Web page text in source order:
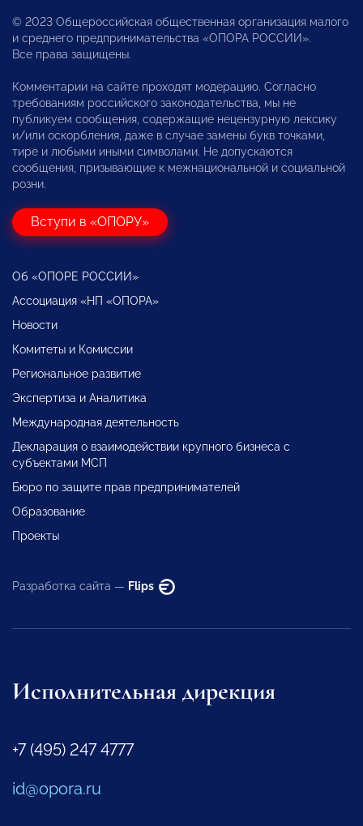
© 2023 Общероссийская общественная организация малого
и среднего предпринимательства «ОПОРА РОССИИ».
Все права защищены.
Комментарии на сайте проходят модерацию. Согласно
требованиям российского законодательства, мы не
публикуем сообщения, содержащие нецензурную лексику
и/или оскорбления, даже в случае замены букв точками,
тире и любыми иными символами. Не допускаются
сообщения, призывающие к межнациональной и социальной
розни.
Вступи в «ОПОРУ»
Об «ОПОРЕ РОССИИ»
Ассоциация «НП «ОПОРА»
Новости
Комитеты и Комиссии
Региональное развитие
Экспертиза и Аналитика
Международная деятельность
Декларация о взаимодействии крупного бизнеса с
субъектами МСП
Бюро по защите прав предпринимателей
Образование
Проекты
Разработка сайта — Flips
Исполнительная дирекция
+7 (495) 247 4777
id@opora.ru